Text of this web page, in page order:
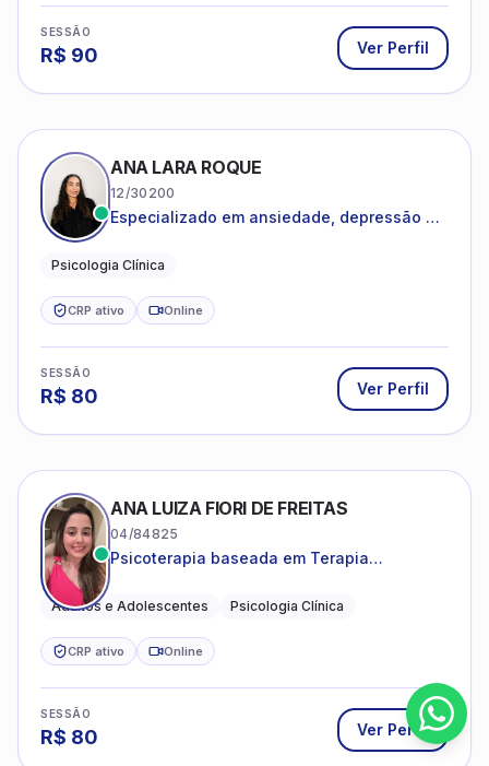
SESSÃO
R$ 90 Ver Perfil
ANA LARA ROQUE
12/30200
Especializado em ansiedade, depressão e
Psicologia Clínica
CRP ativo Online
SESSÃO
R$ 80 Ver Perfil
ANA LUIZA FIORI DE FREITAS
04/84825
Psicoterapia baseada em Terapia
Adultos e Adolescentes Psicologia Clínica
CRP ativo Online
SESSÃO
R$ 80 Ver Perfil